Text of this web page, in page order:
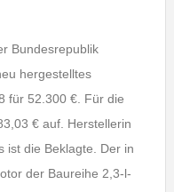
Bundesrepublik
hergestelltes
für 52.300 €. Für die
€ auf. Herstellerin
ist die Beklagte. Der in
der Baureihe 2,3-l-